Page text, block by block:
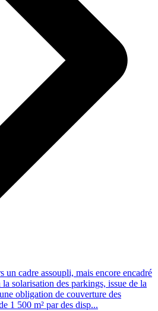
un cadre assoupli, mais encore encadré
solarisation des parkings, issue de la
obligation de couverture des
1 500 m² par des disp...